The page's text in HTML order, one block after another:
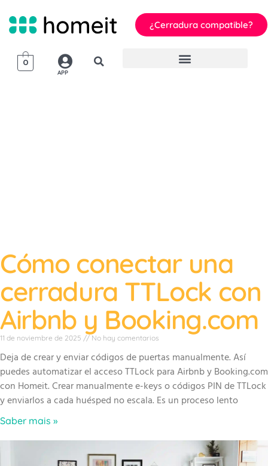
¿Cerradura compatible?
0
APP
Cómo conectar una
cerradura TTLock con
Airbnb y Booking.com
11 de noviembre de 2025 No hay comentarios
Deja de crear y enviar códigos de puertas manualmente. Así
puedes automatizar el acceso TTLock para Airbnb y Booking.com
con Homeit. Crear manualmente e-keys o códigos PIN de TTLock
y enviarlos a cada huésped no escala. Es un proceso lento
Saber mais »